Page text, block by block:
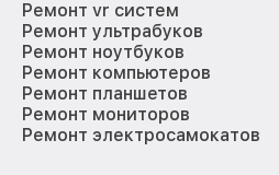
Ремонт vr систем
Ремонт ультрабуков
Ремонт ноутбуков
Ремонт компьютеров
Ремонт планшетов
Ремонт мониторов
Ремонт электросамокатов